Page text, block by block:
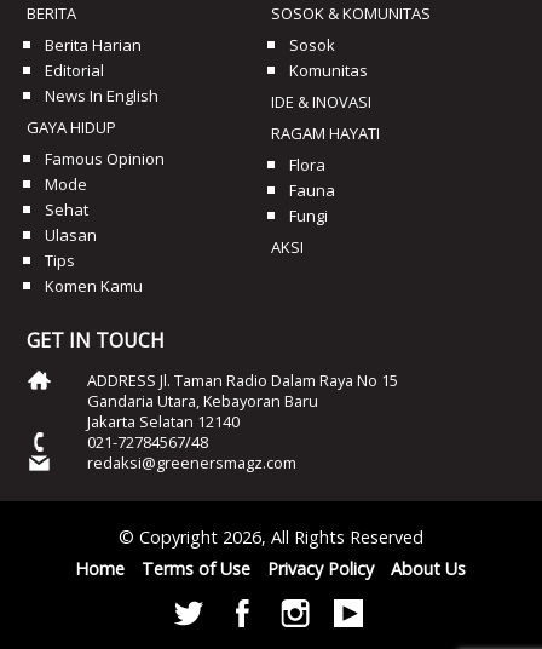
BERITA
Berita Harian
Editorial
News In English
GAYA HIDUP
Famous Opinion
Mode
Sehat
Ulasan
Tips
Komen Kamu
SOSOK & KOMUNITAS
Sosok
Komunitas
IDE & INOVASI
RAGAM HAYATI
Flora
Fauna
Fungi
AKSI
GET IN TOUCH
ADDRESS Jl. Taman Radio Dalam Raya No 15
Gandaria Utara, Kebayoran Baru
Jakarta Selatan 12140
021-72784567/48
redaksi@greenersmagz.com
© Copyright 2026, All Rights Reserved
Home
Terms of Use Privacy Policy About Us